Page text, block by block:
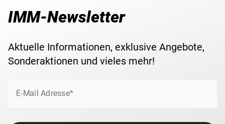
IMM-Newsletter
Aktuelle Informationen, exklusive Angebote,
Sonderaktionen und vieles mehr!
E-Mail Adresse*